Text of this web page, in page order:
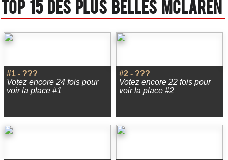
Top 15 des plus belles Mclaren
#1 - ???
Votez encore 24 fois pour
voir la place #1
#2 - ???
Votez encore 22 fois pour
voir la place #2